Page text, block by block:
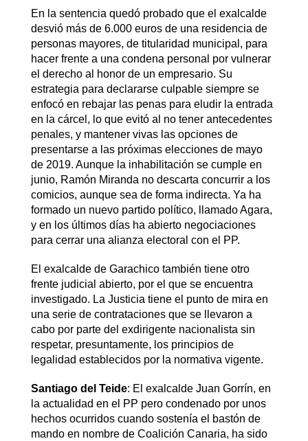
En la sentencia quedó probado que el exalcalde
desvió más de 6.000 euros de una residencia de
personas mayores, de titularidad municipal, para
hacer frente a una condena personal por vulnerar
el derecho al honor de un empresario. Su
estrategia para declararse culpable siempre se
enfocó en rebajar las penas para eludir la entrada
en la cárcel, lo que evitó al no tener antecedentes
penales, y mantener vivas las opciones de
presentarse a las próximas elecciones de mayo
de 2019. Aunque la inhabilitación se cumple en
junio, Ramón Miranda no descarta concurrir a los
comicios, aunque sea de forma indirecta. Ya ha
formado un nuevo partido político, llamado Agara,
y en los últimos días ha abierto negociaciones
para cerrar una alianza electoral con el PP.
El exalcalde de Garachico también tiene otro
frente judicial abierto, por el que se encuentra
investigado. La Justicia tiene el punto de mira en
una serie de contrataciones que se llevaron a
cabo por parte del exdirigente nacionalista sin
respetar, presuntamente, los principios de
legalidad establecidos por la normativa vigente.
Santiago del Teide: El exalcalde Juan Gorrín, en
la actualidad en el PP pero condenado por unos
hechos ocurridos cuando sostenía el bastón de
mando en nombre de Coalición Canaria, ha sido